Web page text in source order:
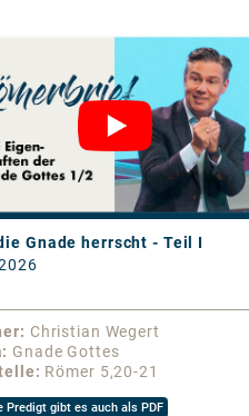
Gnade herrscht - Teil I
Christian Wegert
Gnade Gottes
Römer 5,20-21
Predigt gibt es auch als PDF